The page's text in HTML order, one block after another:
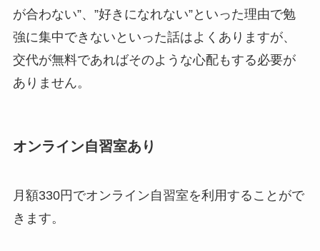
が合わない”、”好きになれない”といった理由で勉
強に集中できないといった話はよくありますが、
交代が無料であればそのような心配もする必要が
ありません。
オンライン自習室あり
月額330円でオンライン自習室を利用することがで
きます。